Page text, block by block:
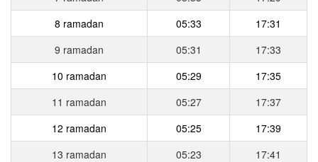
8 ramadan
05:33
17:31
9 ramadan
05:31
17:33
10 ramadan
05:29
17:35
11 ramadan
05:27
17:37
12 ramadan
05:25
17:39
13 ramadan
05:23
17:41